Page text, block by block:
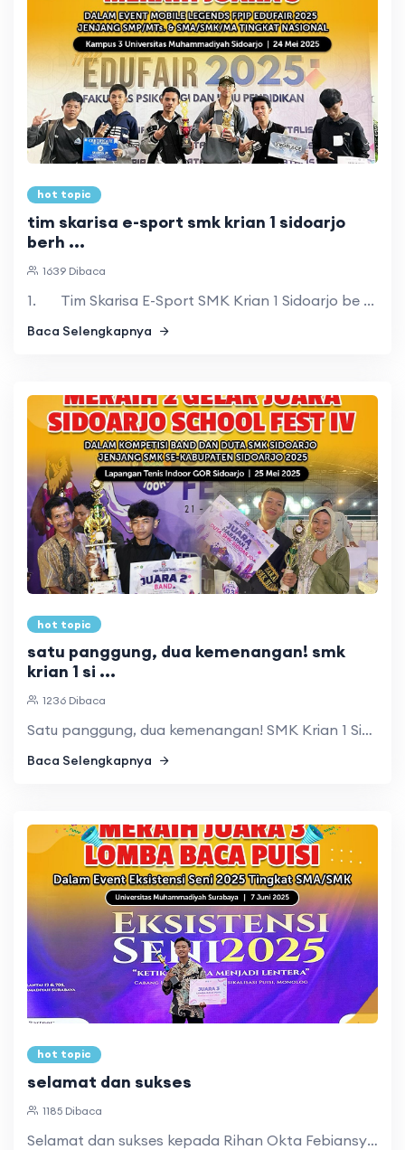
hot topic
tim skarisa e-sport smk krian 1 sidoarjo
berh ...
1639 Dibaca
1. Tim Skarisa E-Sport SMK Krian 1 Sidoarjo be ...
Baca Selengkapnya
hot topic
satu panggung, dua kemenangan! smk
krian 1 si ...
1236 Dibaca
Satu panggung, dua kemenangan! SMK Krian 1 Sidoarjo kembali ...
Baca Selengkapnya
hot topic
selamat dan sukses
1185 Dibaca
Selamat dan sukses kepada Rihan Okta Febiansyah (X Logistik ...